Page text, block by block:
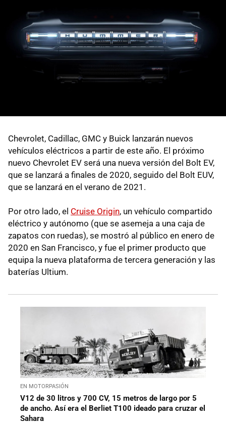
Chevrolet, Cadillac, GMC y Buick lanzarán nuevos
vehículos eléctricos a partir de este año. El próximo
nuevo Chevrolet EV será una nueva versión del Bolt EV,
que se lanzará a finales de 2020, seguido del Bolt EUV,
que se lanzará en el verano de 2021.
Por otro lado, el Cruise Origin, un vehículo compartido
eléctrico y autónomo (que se asemeja a una caja de
zapatos con ruedas), se mostró al público en enero de
2020 en San Francisco, y fue el primer producto que
equipa la nueva plataforma de tercera generación y las
baterías Ultium.
EN MOTORPASIÓN
V12 de 30 litros y 700 CV, 15 metros de largo por 5
de ancho. Así era el Berliet T100 ideado para cruzar el
Sahara